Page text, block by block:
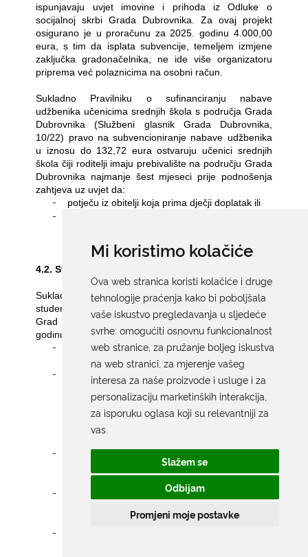
Mi koristimo kolačiće
Ova web stranica koristi kolačiće i druge
tehnologije praćenja kako bi poboljšala
vaše iskustvo pregledavanja u sljedeće
svrhe: omogućiti osnovnu funkcionalnost
web stranice, za pružanje boljeg iskustva
na web stranici za mjerenje vašeg
interesa za naše proizvode i usluge i za
personalizaciju marketinških interakcija
za isporuku oglasa koji su relevantniji za
vas.
Slažem se
Odbijam
Promjeni moje postavke
ispunjavaju uvjet imovine i prihoda iz Odluke o
socijalnoj skrbi Grada Dubrovnika. Za ovaj projekt
osigurano je u proračunu za 2025. godinu 4.000,00
eura, s tim da isplata subvencije, temeljem izmjene
zaključka gradonačelnika, ne ide više organizatoru
priprema već polaznicima na osobni račun.
Sukladno Pravilniku o sufinanciranju nabave
udžbenika učenicima srednjih škola s područja Grada
Dubrovnika (Službeni glasnik Grada Dubrovnika,
10/22) pravo na subvencioniranje nabave udžbenika
u iznosu do 132,72 eura ostvaruju učenici srednjih
škola čiji roditelji imaju prebivalište na području Grada
Dubrovnika najmanje šest mjeseci prije podnošenja
zahtjeva uz uvjet da:
- potječu iz obitelji koja prima dječji doplatak ili
-
školovanju.
4.2. Stipendije i krediti za školovanje
Sukladno Pravilniku o stipendiranju učenika i
studenata (Službeni glasnik Grada Dubrovnika 26/24)
Grad Dubrovnik je raspisao natječaje za školsku
godinu 2024./2025. i to:
-
natječaj za učenike i studente koji su djeca
stradalnika iz Domovinskog rata
-
natječaj za nadarene studente: 10 stipendija u
području prirodnih, tehničkih i biotehničkih
znanosti te području biomedicine i zdravstva,
10 stipendija u području društvenih i
humanističkih znanosti i 2 stipendije u
-
natječaj za učenike i studente u deficitarnim
zanimanjima: 11 stipendija za učenike i 21
stipendiju za studente,
-
natječaj za učenike i studente iz obitelji slabijeg
stipendija za studente
-